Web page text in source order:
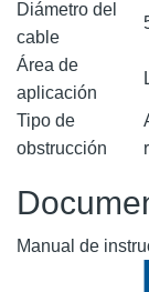
Diámetro del
cable
Área de
aplicación
Tipo de
obstrucción
Manual de